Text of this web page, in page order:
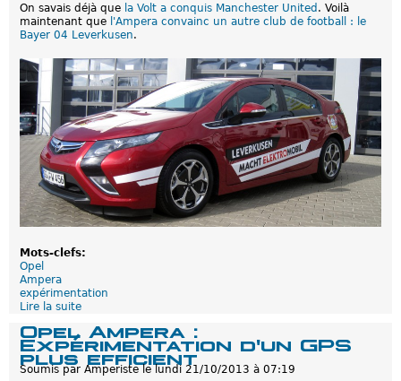
s
h
y
i
d
e
s
r
e
c
h
a
r
g
e
b
s
t
U
R
B
A
N
:
Q
u
a
n
d
l
a
t
e
h
l
e
e
On savais déjà que la Volt a conquis Manchester United . Voilà
maintenant que l'Ampera convainc un autre club de football : le
Bayer 04 Leverkusen.
Mots-clefs:
Opel
Ampera
expérimentation
Lire la suite
p
Opel Ampera :
Expérimentation d'un GPS
plus efficient
Soumis par Amperistelelundi 21/10/2013 à 07:19